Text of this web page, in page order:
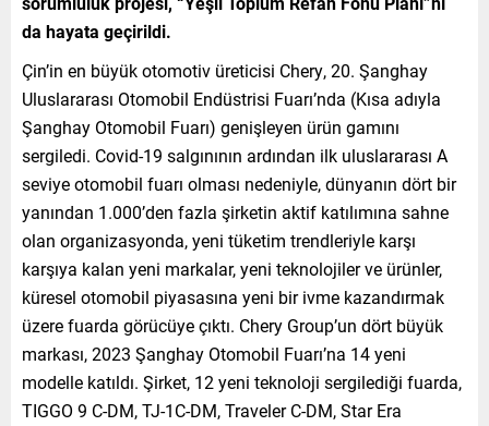
da hayata geçirildi.
Çin’in en büyük otomotiv üreticisi Chery, 20. Şanghay
Uluslararası Otomobil Endüstrisi Fuarı’nda (Kısa adıyla
Şanghay Otomobil Fuarı) genişleyen ürün gamını
sergiledi. Covid-19 salgınının ardından ilk uluslararası A
seviye otomobil fuarı olması nedeniyle, dünyanın dört bir
yanından 1.000’den fazla şirketin aktif katılımına sahne
olan organizasyonda, yeni tüketim trendleriyle karşı
karşıya kalan yeni markalar, yeni teknolojiler ve ürünler,
küresel otomobil piyasasına yeni bir ivme kazandırmak
üzere fuarda görücüye çıktı. Chery Group’un dört büyük
markası, 2023 Şanghay Otomobil Fuarı’na 14 yeni
modelle katıldı. Şirket, 12 yeni teknoloji sergilediği fuarda,
TIGGO 9 C-DM, TJ-1C-DM, Traveler C-DM, Star Era